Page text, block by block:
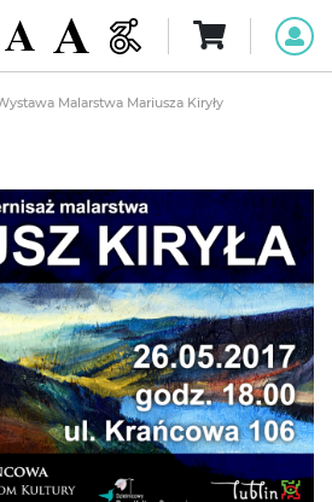
Malarstwa Mariusza Kiryły